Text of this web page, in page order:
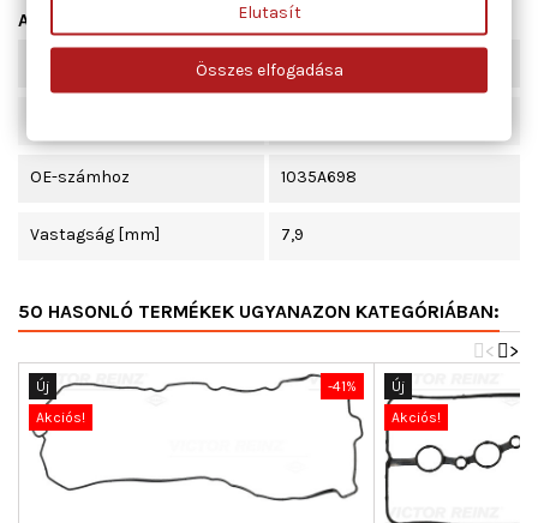
Adatlap
210
OE-számhoz 1035A698
Vastagság [mm] 7,9
50 HASONLÓ TERMÉKEK UGYANAZON KATEGÓRIÁBAN:
>
<
-41%
Új
Akciós!
Új
Akciós!
Elutasít
Összes elfogadása